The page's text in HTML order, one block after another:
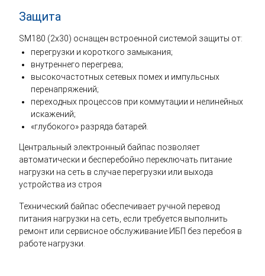
Защита
SM180 (2x30) оснащен встроенной системой защиты от:
перегрузки и короткого замыкания;
внутреннего перегрева;
высокочастотных сетевых помех и импульсных
перенапряжений;
переходных процессов при коммутации и нелинейных
искажений;
«глубокого» разряда батарей.
Центральный электронный байпас позволяет
автоматически и бесперебойно переключать питание
нагрузки на сеть в случае перегрузки или выхода
устройства из строя
Технический байпас обеспечивает ручной перевод
питания нагрузки на сеть, если требуется выполнить
ремонт или сервисное обслуживание ИБП без перебоя в
работе нагрузки.